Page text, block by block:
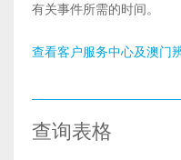
有关事件所需的时间。
查看客户服务中心及澳门
查询表格